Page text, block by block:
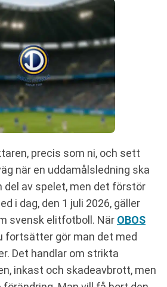
precis som ni, och sett
när en uddamålsledning ska
del av spelet, men det förstör
i dag, den 1 juli 2026, gäller
svensk elitfotboll. När OBOS
fortsätter gör man det med
Det handlar om strikta
inkast och skadeavbrott, men